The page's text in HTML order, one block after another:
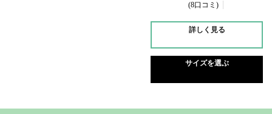
8口コミ
詳しく見る
サイズを選ぶ